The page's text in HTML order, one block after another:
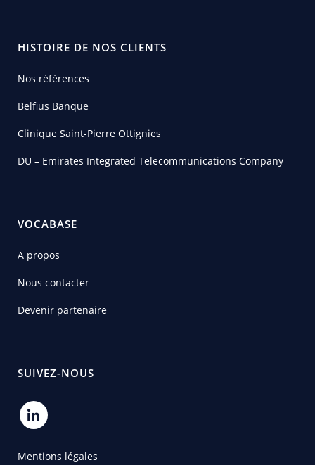
HISTOIRE DE NOS CLIENTS
Nos références
Belfius Banque
Clinique Saint-Pierre Ottignies
DU – Emirates Integrated Telecommunications Company
VOCABASE
A propos
Nous contacter
Devenir partenaire
SUIVEZ-NOUS
Mentions légales